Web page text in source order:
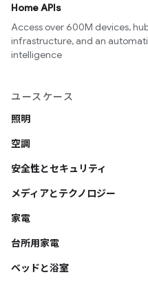
Home APIs
Access over 600M devices,
infrastructure, and an
intelligence
ユースケース
照明
空調
安全性とセキュリティ
メディアとテクノロジー
家電
台所用家電
ベッドと浴室